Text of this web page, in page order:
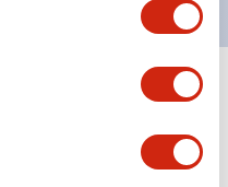
Alle erweitern+